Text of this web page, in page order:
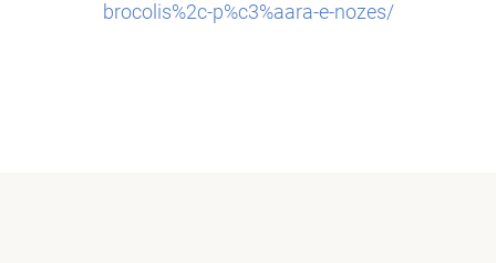
brocolis%2c-p%c3%aara-e-nozes/